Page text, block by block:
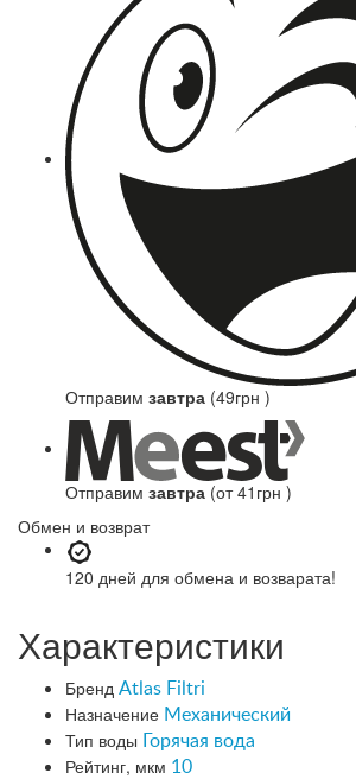
Отправим завтра (49грн )
Отправим завтра (от 41грн )
Обмен и возврат
120 дней для обмена и возварата!
Характеристики
Бренд Atlas Filtri
Назначение Механический
Тип воды Горячая вода
Рейтинг, мкм 10